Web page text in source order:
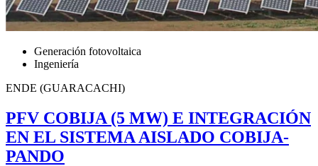
Generación fotovoltaica
Ingeniería
ENDE (GUARACACHI)
PFV COBIJA (5 MW) E INTEGRACIÓN
EN EL SISTEMA AISLADO COBIJA-
PANDO